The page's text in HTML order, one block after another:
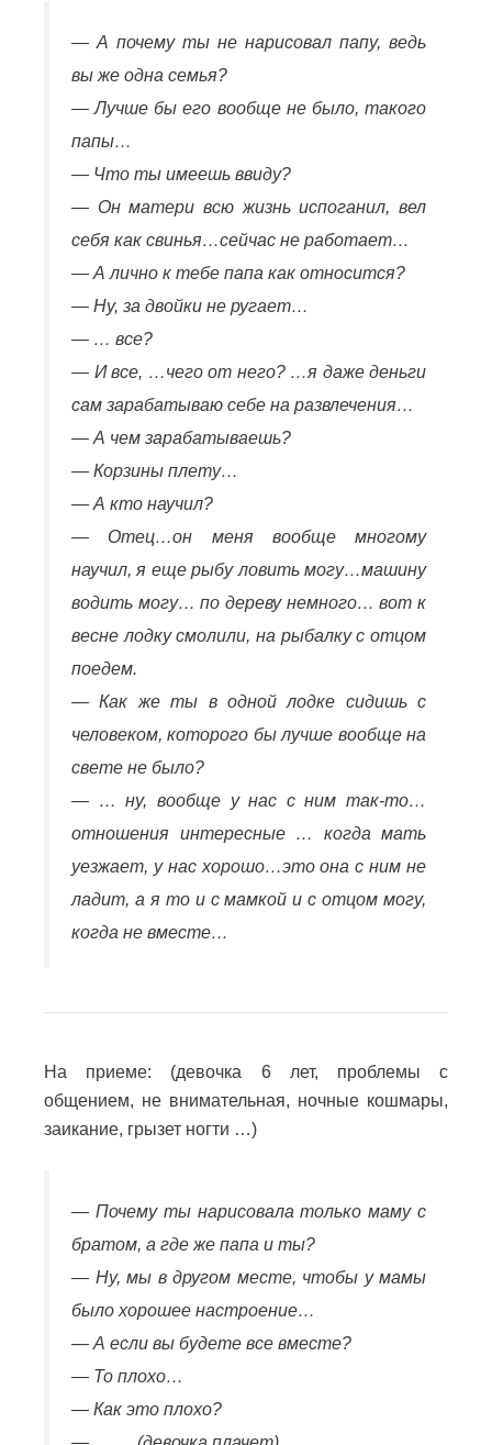
— А почему ты не нарисовал папу, ведь
вы же одна семья?
— Лучше бы его вообще не было, такого
папы…
— Что ты имеешь ввиду?
— Он матери всю жизнь испоганил, вел
себя как свинья…сейчас не работает…
— А лично к тебе папа как относится?
— Ну, за двойки не ругает…
— … все?
— И все, …чего от него? …я даже деньги
сам зарабатываю себе на развлечения…
— А чем зарабатываешь?
— Корзины плету…
— А кто научил?
— Отец…он меня вообще многому
научил, я еще рыбу ловить могу…машину
водить могу… по дереву немного… вот к
весне лодку смолили, на рыбалку с отцом
поедем.
— Как же ты в одной лодке сидишь с
человеком, которого бы лучше вообще на
свете не было?
— … ну, вообще у нас с ним так-то…
отношения интересные … когда мать
уезжает, у нас хорошо…это она с ним не
ладит, а я то и с мамкой и с отцом могу,
когда не вместе…
На приеме: (девочка 6 лет, проблемы с
общением, не внимательная, ночные кошмары,
заикание, грызет ногти …)
— Почему ты нарисовала только маму с
братом, а где же папа и ты?
— Ну, мы в другом месте, чтобы у мамы
было хорошее настроение…
— А если вы будете все вместе?
— То плохо…
— Как это плохо?